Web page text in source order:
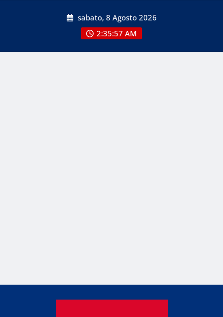
sabato, 8 Agosto 2026
2:35:58 AM